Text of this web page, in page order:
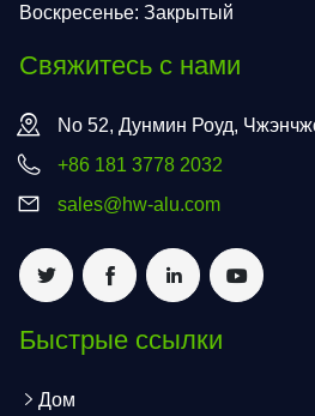
Воскресенье: Закрытый
Свяжитесь с нами
No 52, Дунмин Роуд,
+86 181 3778 2032
sales@hw-alu.com
Быстрые ссылки
Дом